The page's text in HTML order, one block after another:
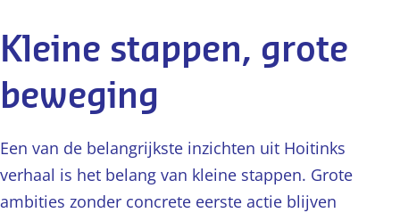
Kleine stappen, grote
beweging
Een van de belangrijkste inzichten uit Hoitinks
verhaal is het belang van kleine stappen. Grote
ambities zonder concrete eerste actie blijven